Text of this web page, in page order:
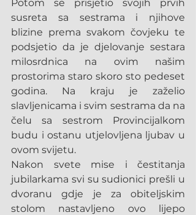
Potom se prisjetio svojih prvih
susreta sa sestrama i njihove
blizine prema svakom čovjeku te
podsjetio da je djelovanje sestara
milosrdnica na ovim našim
prostorima staro skoro sto pedeset
godina. Na kraju je zaželio
slavljenicama i svim sestrama da na
čelu sa sestrom Provincijalkom
budu i ostanu utjelovljena ljubav u
ovom svijetu.
Nakon svete mise i čestitanja
jubilarkama svi su sudionici prešli u
dvoranu gdje je za obiteljskim
stolom nastavljeno ovo lijepo